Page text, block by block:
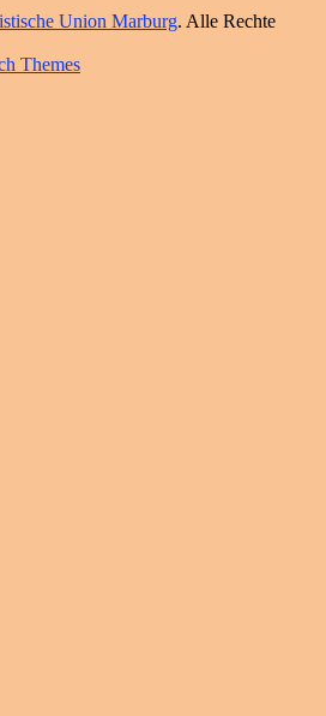
Union Marburg. Alle Rechte
Themes